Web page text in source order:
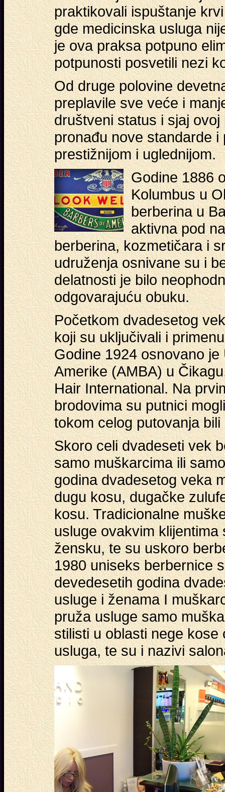
praktikovali ispuštanje
gde medicinska usluga
je ova praksa potpuno
potpunosti posvetili nezi
Od druge polovine
preplavile sve veće i
društveni status i sjaj
pronađu nove standarde
prestižnijom i uglednijom.
Godine 1886
Kolumbus u
berberina u
aktivna pod
berberina, kozmetičara i
udruženja osnivane su i
delatnosti je bilo
odgovarajuću obuku.
Početkom dvadesetog
koji su uključivali i
Godine 1924 osnovano
Amerike (AMBA) u
Hair International. Na
brodovima su putnici
tokom celog putovanja bili
Skoro celi dvadeseti vek
samo muškarcima ili
godina dvadesetog veka
dugu kosu, dugačke
kosu. Tradicionalne
usluge ovakvim
žensku, te su uskoro
1980 uniseks berbernice
devedesetih godina
usluge i ženama I
pruža usluge samo
stilisti u oblasti nege
usluga, te su i nazivi